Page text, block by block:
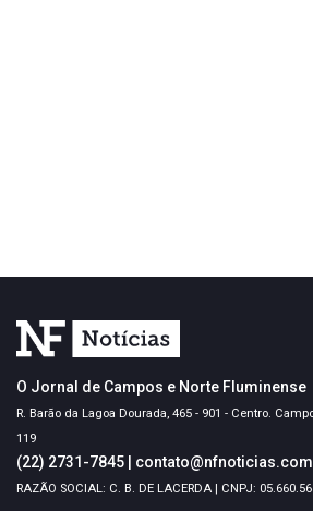
O Jornal de Campos e Norte Fluminense
R. Barão da Lagoa Dourada, 465 - 901 - Centro.
119
(22) 2731-7845
RAZÃO SOCIAL: C. B. DE LACERDA | CNPJ: